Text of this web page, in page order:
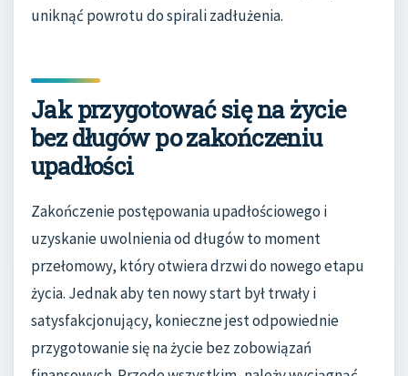
uniknąć powrotu do spirali zadłużenia.
Jak przygotować się na życie
bez długów po zakończeniu
upadłości
Zakończenie postępowania upadłościowego i
uzyskanie uwolnienia od długów to moment
przełomowy, który otwiera drzwi do nowego etapu
życia. Jednak aby ten nowy start był trwały i
satysfakcjonujący, konieczne jest odpowiednie
przygotowanie się na życie bez zobowiązań